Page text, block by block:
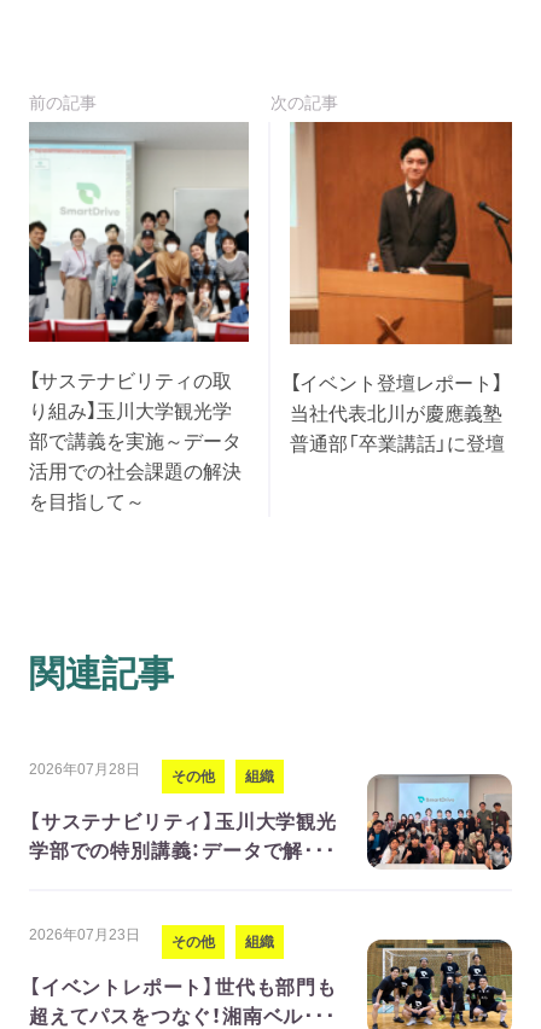
前の記事
【サステナビリティの取
り組み】玉川大学観光学
部で講義を実施～データ
活用での社会課題の解決
を目指して～
次の記事
【イベント登壇レポート】
当社代表北川が慶應義塾
普通部「卒業講話」に登壇
関連記事
2026年07月28日 その他 組織
【サステナビリティ】玉川大学観光
学部での特別講義：データで解･･･
2026年07月23日 その他 組織
【イベントレポート】世代も部門も
超えてパスをつなぐ！湘南ベル･･･